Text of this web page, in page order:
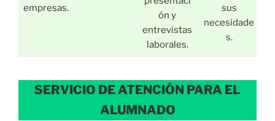
empresas.
ón y
entrevistas
laborales.
sus
necesidade
s.
SERVICIO DE ATENCIÓN PARA EL
ALUMNADO